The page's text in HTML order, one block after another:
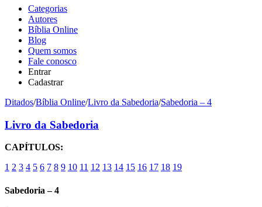
Categorias
Autores
Bíblia Online
Blog
Quem somos
Fale conosco
Entrar
Cadastrar
Ditados/Bíblia Online/Livro da Sabedoria/Sabedoria – 4
Livro da Sabedoria
CAPÍTULOS:
1 2 3 4 5 6 7 8 9 10 11 12 13 14 15 16 17 18 19
Sabedoria – 4